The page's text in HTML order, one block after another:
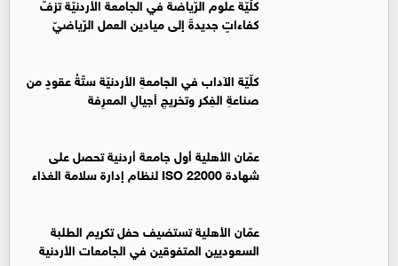
كفاءاتٍ جديدةً إلى ميادين العمل الرّياضيّ
كلّيّة الآداب في الجامعةِ الأردنيّة ستّةُ عقودٍ من
صناعةِ الفِكر وتخريجِ أجيالِ المعرِفة
عمّان الأهلية أول جامعة أردنية تحصل على
شهادة ISO 22000 لنظام إدارة سلامة الغذاء
عمّان الأهلية تستضيف حفل تكريم الطلبة
السعوديين المتفوقين في الجامعات الأردنية